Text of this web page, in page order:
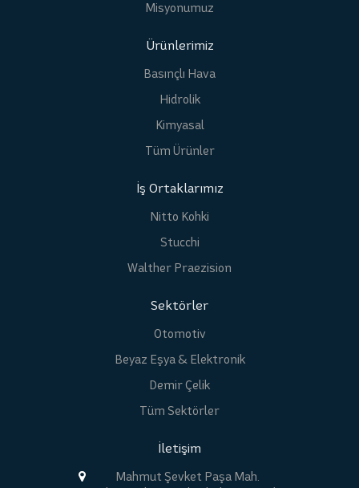
Misyonumuz
Ürünlerimiz
Basınçlı Hava
Hidrolik
Kimyasal
Tüm Ürünler
İş Ortaklarımız
Nitto Kohki
Stucchi
Walther Praezision
Sektörler
Otomotiv
Beyaz Eşya & Elektronik
Demir Çelik
Tüm Sektörler
İletişim
Mahmut Şevket Paşa Mah.